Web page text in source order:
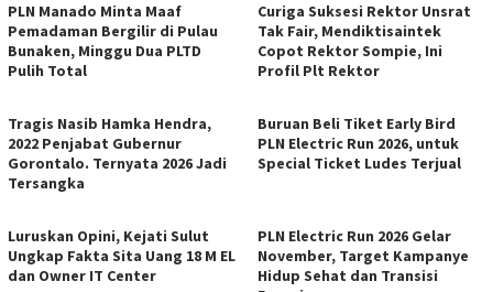
PLN Manado Minta Maaf
Pemadaman Bergilir di Pulau
Bunaken, Minggu Dua PLTD
Pulih Total
Curiga Suksesi Rektor Unsrat
Tak Fair, Mendiktisaintek
Copot Rektor Sompie, Ini
Profil Plt Rektor
Tragis Nasib Hamka Hendra,
2022 Penjabat Gubernur
Gorontalo. Ternyata 2026 Jadi
Tersangka
Buruan Beli Tiket Early Bird
PLN Electric Run 2026, untuk
Special Ticket Ludes Terjual
Luruskan Opini, Kejati Sulut
Ungkap Fakta Sita Uang 18 M EL
dan Owner IT Center
PLN Electric Run 2026 Gelar
November, Target Kampanye
Hidup Sehat dan Transisi